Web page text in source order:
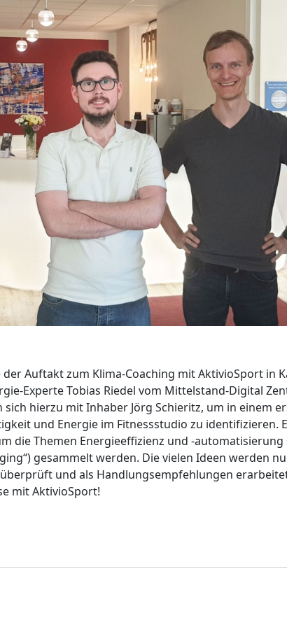
Auftakt zum Klima-Coaching mit AktivioSport in
Experte Tobias Riedel vom Mittelstand-Digital
hierzu mit Inhaber Jörg Schieritz, um in einem
und Energie im Fitnessstudio zu identifizieren.
die Themen Energieeffizienz und -automatisierung
gesammelt werden. Die vielen Ideen werden
und als Handlungsempfehlungen
mit AktivioSport!